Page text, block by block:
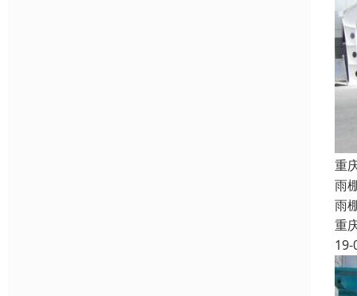
重
雨
雨
重
19-